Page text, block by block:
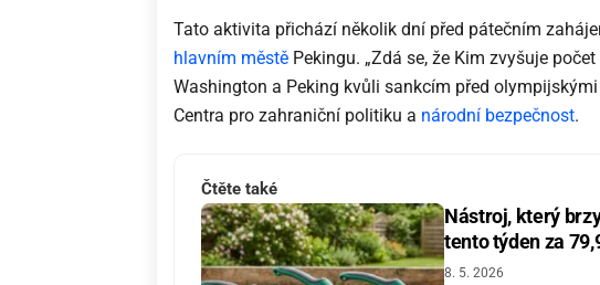
Tato aktivita přichází několik dní před pátečním
hlavním městě Pekingu. „Zdá se, že Kim zvyšuje
Washington a Peking kvůli sankcím před
Centra pro zahraniční politiku a národní bezpečnost.
Čtěte také
Nástroj, který
tento týden za
8. 5. 2026